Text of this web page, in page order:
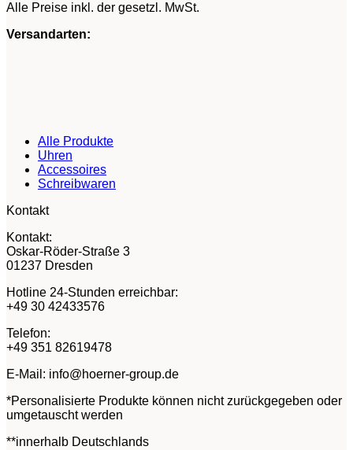
Alle Preise inkl. der gesetzl. MwSt.
Versandarten:
Alle Produkte
Uhren
Accessoires
Schreibwaren
Kontakt
Kontakt:
Oskar-Röder-Straße 3
01237 Dresden
Hotline 24-Stunden erreichbar:
+49 30 42433576
Telefon:
+49 351 82619478
E-Mail: info@hoerner-group.de
*Personalisierte Produkte können nicht zurückgegeben oder
umgetauscht werden
**innerhalb Deutschlands